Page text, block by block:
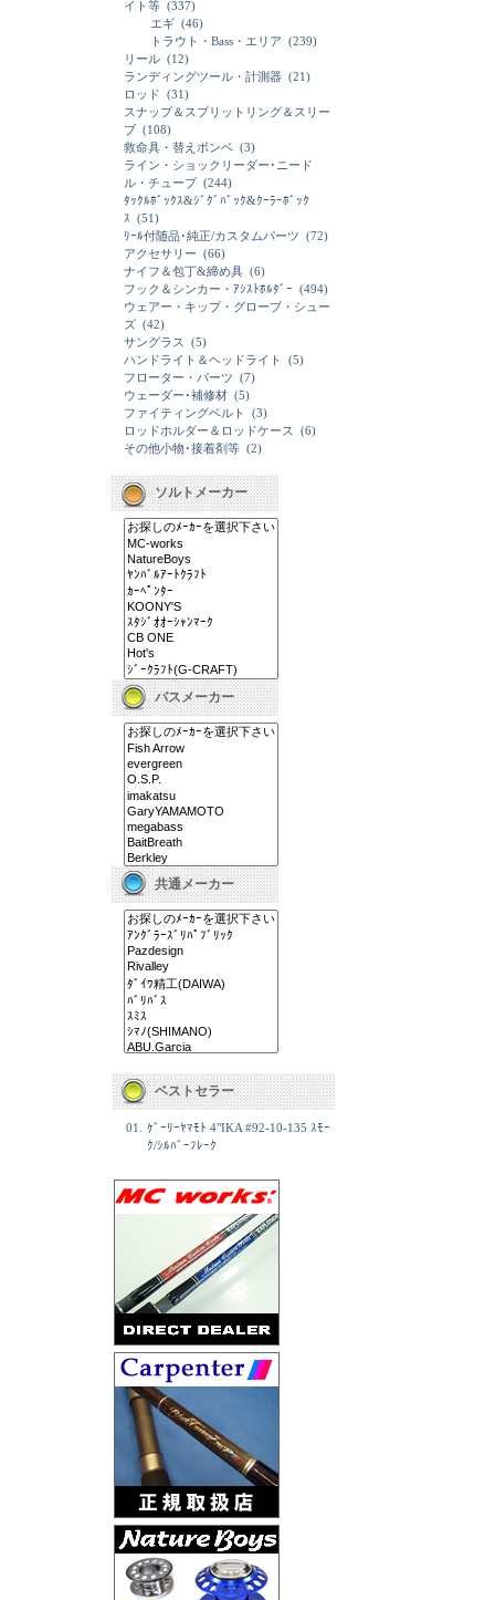
イト等 (337)
エギ (46)
トラウト・Bass・エリア (239)
リール (12)
ランディングツール・計測器 (21)
ロッド (31)
スナップ＆スプリットリング＆スリー
ブ (108)
救命具・替えボンベ (3)
ライン・ショックリーダー･ニード
ル・チューブ (244)
ﾀｯｸﾙﾎﾞｯｸｽ&ｼﾞｸﾞﾊﾞｯｸ&ｸｰﾗｰﾎﾞｯｸ
ｽ (51)
ﾘｰﾙ付随品･純正/カスタムパーツ (72)
アクセサリー (66)
ナイフ＆包丁&締め具 (6)
フック＆シンカー・ｱｼｽﾄﾎﾙﾀﾞｰ (494)
ウェアー・キップ・グローブ・シュー
ズ (42)
サングラス
(5)
ハンドライト＆ヘッドライト
(5)
フローター・パーツ (7)
ウェーダー･補修材 (5)
ファイティングベルト
(3)
ロッドホルダー＆ロッドケース
(6)
その他小物･接着剤等 (2)
ソルトメーカー
バスメーカー
共通メーカー
ベストセラー
01.
ｹﾞｰﾘｰﾔﾏﾓﾄ 4"IKA #92-10-135 ｽﾓｰ
ｸ/ｼﾙﾊﾞｰﾌﾚｰｸ